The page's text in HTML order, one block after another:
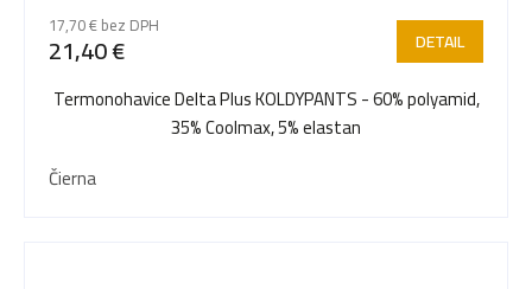
17,70 € bez DPH
21,40 € DETAIL
Termonohavice Delta Plus KOLDYPANTS - 60% polyamid,
35% Coolmax, 5% elastan
Čierna